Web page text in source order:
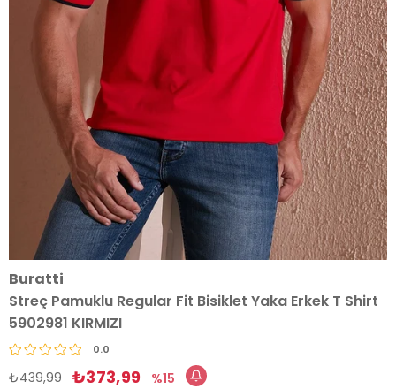
Buratti
Streç Pamuklu Regular Fit Bisiklet Yaka Erkek T Shirt
5902981 KIRMIZI
0.0
₺439,99 ₺373,99
15